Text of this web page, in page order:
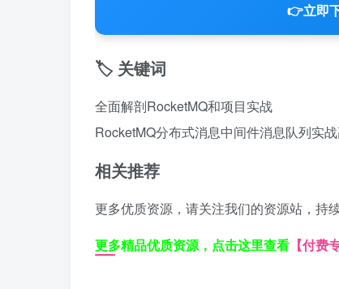
👉立即
🏷️ 关键词
全面解剖RocketMQ和项目实战
RocketMQ分布式消息中间件消息队列实战
相关推荐
更多优质资源，请关注我们的资源站，持
更多精品优质资源，点击这里查看 【付费